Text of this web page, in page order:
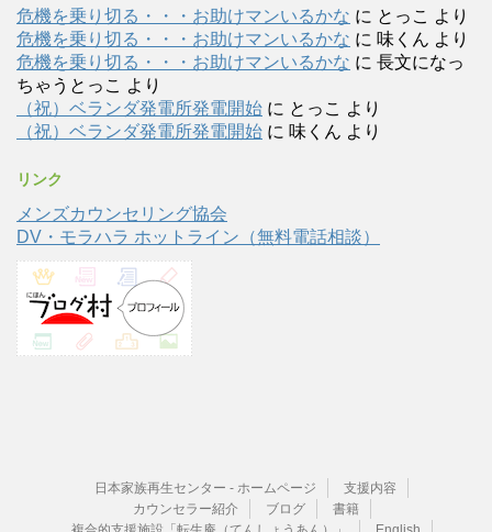
危機を乗り切る・・・お助けマンいるかな に とっこ より
危機を乗り切る・・・お助けマンいるかな に 味くん より
危機を乗り切る・・・お助けマンいるかな に 長文になっ
ちゃうとっこ より
（祝）ベランダ発電所発電開始 に とっこ より
（祝）ベランダ発電所発電開始 に 味くん より
リンク
メンズカウンセリング協会
DV・モラハラ ホットライン（無料電話相談）
日本家族再生センター - ホームページ
支援内容
カウンセラー紹介
ブログ
書籍